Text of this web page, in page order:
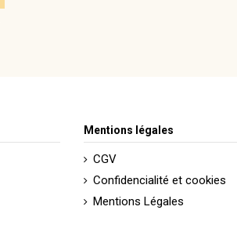
Mentions légales
CGV
Confidencialité et cookies
Mentions Légales